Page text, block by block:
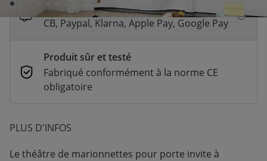
Paiement sécurisé et flexible
CB, Paypal, Klarna, Apple Pay, Google Pay
Produit sûr et testé
Fabriqué conformément à la norme CE
obligatoire
PLUS D'INFOS
Le théâtre de marionnettes pour porte invite à